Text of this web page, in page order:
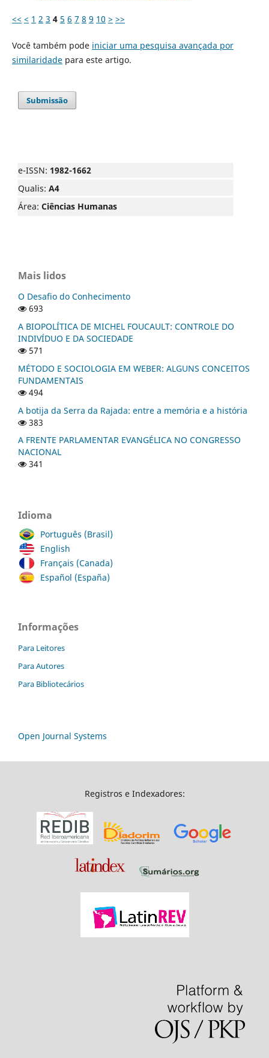
<< < 1 2 3 4 5 6 7 8 9 10 > >>
Você também pode iniciar uma pesquisa avançada por
similaridadepara este artigo.
Submissão
e-ISSN: 1982-1662
Qualis: A4
Área: Ciências Humanas
Mais lidos
O Desafio do Conhecimento
693
A BIOPOLÍTICA DE MICHEL FOUCAULT: CONTROLE DO
INDIVÍDUO E DA SOCIEDADE
571
MÉTODO E SOCIOLOGIA EM WEBER: ALGUNS CONCEITOS
FUNDAMENTAIS
494
A botija da Serra da Rajada: entre a memória e a história
383
A FRENTE PARLAMENTAR EVANGÉLICA NO CONGRESSO
NACIONAL
341
Idioma
Português (Brasil)
English
Français (Canada)
Español (España)
Informações
Para Leitores
Para Autores
Para Bibliotecários
Open Journal Systems
Registros e Indexadores: